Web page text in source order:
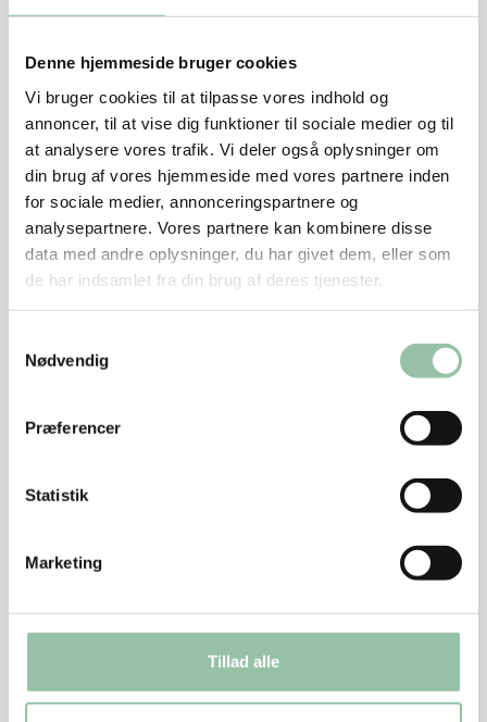
Denne hjemmeside bruger cookies
Vi bruger cookies til at tilpasse vores indhold og
annoncer, til at vise dig funktioner til sociale medier og til
at analysere vores trafik. Vi deler også oplysninger om
din brug af vores hjemmeside med vores partnere inden
for sociale medier, annonceringspartnere og
analysepartnere. Vores partnere kan kombinere disse
data med andre oplysninger, du har givet dem, eller som
de har indsamlet fra din brug af deres tjenester.
Nødvendig
Præferencer
Statistik
Marketing
Tillad alle
tern af nakke.
Energifordeling
Nu hedder udskæringen nakkefilet fra gris. Før hed
udskæringen nakkefilet fra svin.
Næringsindhold per voksen (ca. 650 g af retten):
kulhydrat: 67 g
Næringsindhold pr. 100 g:
Energi: 409 kJ (91 kcal)
protein: 6 g